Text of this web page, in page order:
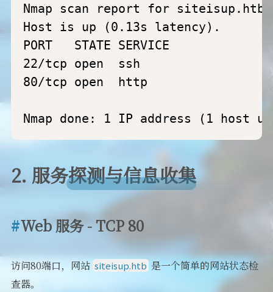
Nmap scan report for siteisup.htb
Host is up (0.13s latency).
PORT   STATE SERVICE
22/tcp open  ssh
80/tcp open  http
Nmap done: 1 IP address (1 host
2. 服务探测与信息收集
Web 服务 - TCP 80
访问80端口，网站 siteisup.htb是一个简单的网站状态检
查器。